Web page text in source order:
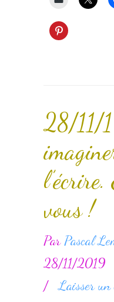
28/11/
l’écrire.
vous !
Par Pascal
28/11/2019
/Laisser un